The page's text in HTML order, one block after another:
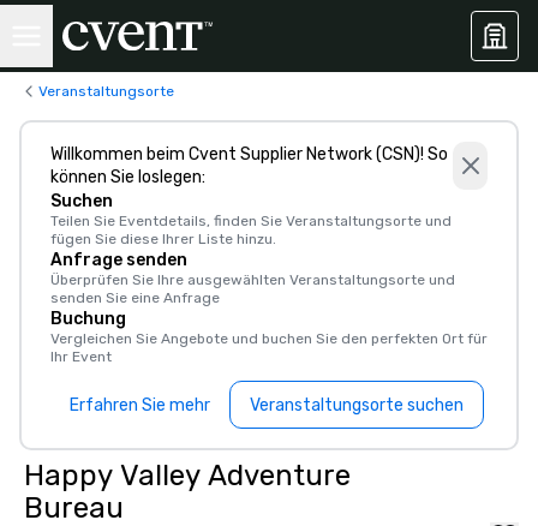
Veranstaltungsorte
Willkommen beim Cvent Supplier Network (CSN)! So
können Sie loslegen:
Suchen
Teilen Sie Eventdetails, finden Sie Veranstaltungsorte und
fügen Sie diese Ihrer Liste hinzu.
Anfrage senden
Überprüfen Sie Ihre ausgewählten Veranstaltungsorte und
senden Sie eine Anfrage
Buchung
Vergleichen Sie Angebote und buchen Sie den perfekten Ort für
Ihr Event
Erfahren Sie mehr Veranstaltungsorte suchen
Happy Valley Adventure
Bureau